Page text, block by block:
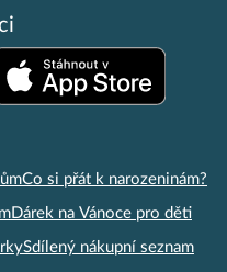
Co si přát k narozeninám?
Dárek na Vánoce pro děti
Sdílený nákupní seznam